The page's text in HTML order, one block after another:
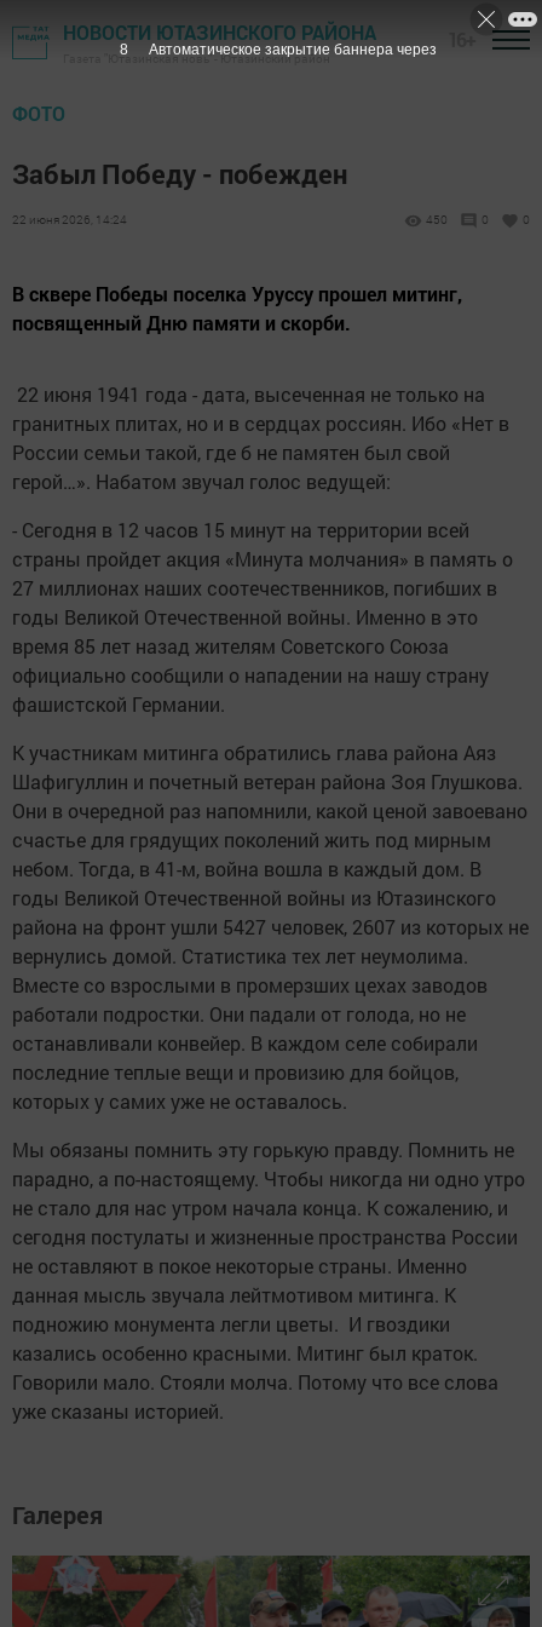
НОВОСТИ ЮТАЗИНСКОГО РАЙОНА
Газета "Ютазинская новь" - Ютазинский район
ФОТО
Забыл Победу - побежден
22 июня 2026, 14:24 450 0 0
В сквере Победы поселка Уруссу прошел митинг,
посвященный Дню памяти и скорби.
22 июня 1941 года - дата, высеченная не только на
гранитных плитах, но и в сердцах россиян. Ибо «Нет в
России семьи такой, где б не памятен был свой
герой…». Набатом звучал голос ведущей:
- Сегодня в 12 часов 15 минут на территории всей
страны пройдет акция «Минута молчания» в память о
27 миллионах наших соотечественников, погибших в
годы Великой Отечественной войны. Именно в это
время 85 лет назад жителям Советского Союза
официально сообщили о нападении на нашу страну
фашистской Германии.
К участникам митинга обратились глава района Аяз
Шафигуллин и почетный ветеран района Зоя Глушкова.
Они в очередной раз напомнили, какой ценой завоевано
счастье для грядущих поколений жить под мирным
небом. Тогда, в 41-м, война вошла в каждый дом. В
годы Великой Отечественной войны из Ютазинского
района на фронт ушли 5427 человек, 2607 из которых не
вернулись домой. Статистика тех лет неумолима.
Вместе со взрослыми в промерзших цехах заводов
работали подростки. Они падали от голода, но не
останавливали конвейер. В каждом селе собирали
последние теплые вещи и провизию для бойцов,
которых у самих уже не оставалось.
Мы обязаны помнить эту горькую правду. Помнить не
парадно, а по-настоящему. Чтобы никогда ни одно утро
не стало для нас утром начала конца. К сожалению, и
сегодня постулаты и жизненные пространства России
не оставляют в покое некоторые страны. Именно
данная мысль звучала лейтмотивом митинга. К
подножию монумента легли цветы. И гвоздики
казались особенно красными. Митинг был краток.
Говорили мало. Стояли молча. Потому что все слова
уже сказаны историей.
Галерея
7 Автоматическое закрытие баннера через